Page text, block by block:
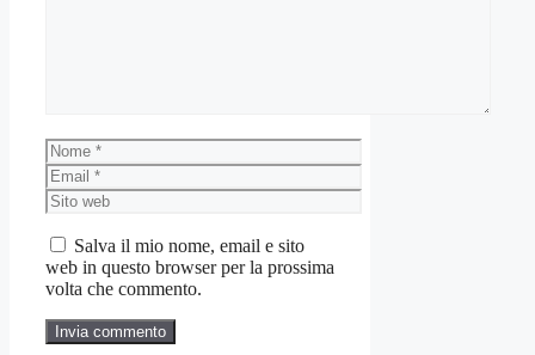
Nome
Email
Sito
web
Salva il mio nome, email e sito
web in questo browser per la prossima
volta che commento.